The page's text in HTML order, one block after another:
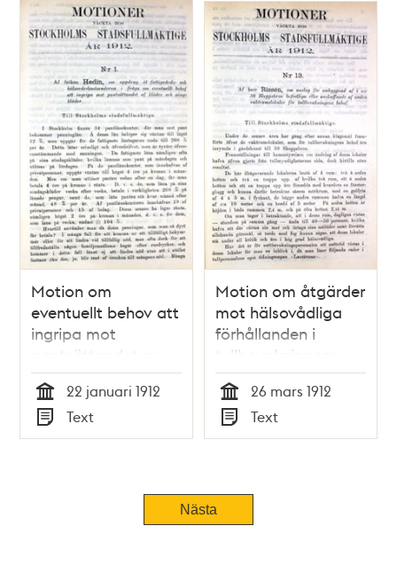
Motion om
eventuellt behov att
ingripa mot
pantsättandet av
kläder och
sängkläder -
Stadsfullmäktige
1912
Tid
22 januari 1912
Typ
Text
Motion om åtgärder
mot hälsovådliga
förhållanden i
tullbevakningens
vaktrumslokaler –
Stadsfullmäktige
1912
Tid
26 mars 1912
Typ
Text
Nästa